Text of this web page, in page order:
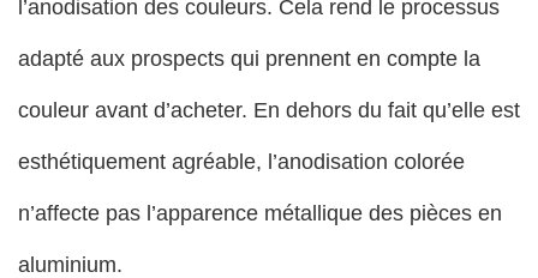
l’anodisation des couleurs. Cela rend le processus
adapté aux prospects qui prennent en compte la
couleur avant d’acheter. En dehors du fait qu’elle est
esthétiquement agréable, l’anodisation colorée
n’affecte pas l’apparence métallique des pièces en
aluminium.